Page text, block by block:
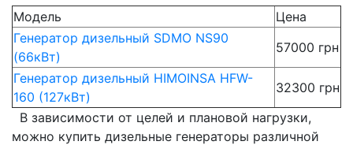
Модель
Цена
Генератор дизельный SDMO NS90
(66кВт)
57000 грн
Генератор дизельный HIMOINSA HFW-
160 (127кВт)
32300 грн
В зависимости от целей и плановой нагрузки,
можно купить дизельные генераторы различной